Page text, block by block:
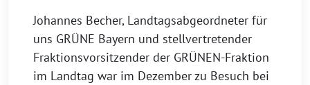
Johannes Becher, Landtagsabgeordneter für
uns GRÜNE Bayern und stellvertretender
Fraktionsvorsitzender der GRÜNEN-Fraktion
im Landtag war im Dezember zu Besuch bei